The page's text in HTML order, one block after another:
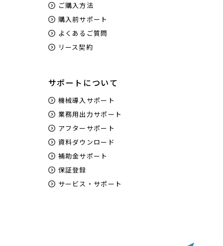
ご購入方法
購入前サポート
よくあるご質問
リース契約
サポートについて
機械導入サポート
業務用出力サポート
アフターサポート
資料ダウンロード
補助金サポート
保証登録
サービス・サポート